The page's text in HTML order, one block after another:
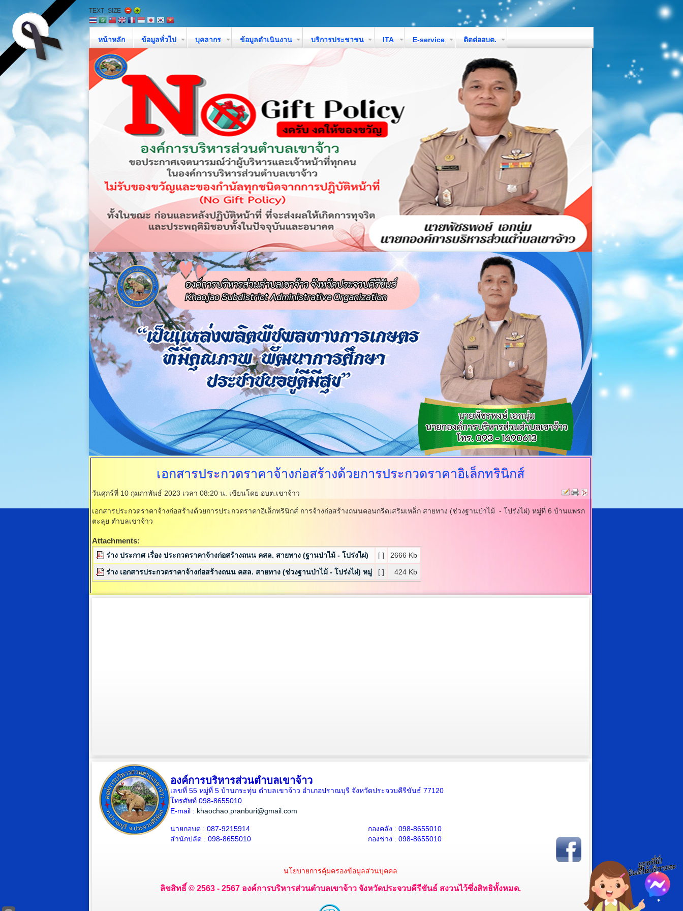
TEXT_SIZE
หน้าหลัก ข้อมูลทั่วไป บุคลากร ข้อมูลดำเนินงาน บริการประชาชน ITA E-service ติดต่ออบต.
เอกสารประกวดราคาจ้างก่อสร้างด้วยการประกวดราคาอิเล็กทรินิกส์
วันศุกร์ที่ 10 กุมภาพันธ์ 2023 เวลา 08:20 น. เขียนโดย อบต.เขาจ้าว
เอกสารประกวดราคาจ้างก่อสร้างด้วยการประกวดราคาอิเล็กทรินิกส์ การจ้างก่อสร้างถนนคอนกรีตเสริมเหล็ก สายทาง (ช่วงฐานป่าไม้ - โปร่งไผ่) หมู่ที่ 6 บ้านแพรก
ตะลุย ตำบลเขาจ้าว
Attachments:
ร่าง ประกาศ เรื่อง ประกวดราคาจ้างก่อสร้างถนน คสล. สายทาง (ฐานป่าไม้ - โปร่งไผ่) [ ] 2666 Kb
ร่าง เอกสารประกวดราคาจ้างก่อสร้างถนน คสล. สายทาง (ช่วงฐานป่าไม้ - โปร่งไผ่) หมู่ [ ] 424 Kb
องค์การบริหารส่วนตำบลเขาจ้าว
เลขที่ 55 หมู่ที่ 5 บ้านกระทุ่น ตำบลเขาจ้าว อำเภอปราณบุรี จังหวัดประจวบคีรีขันธ์ 77120
โทรศัพท์ 098-8655010
E-mail : khaochao.pranburi@gmail.com
นายกอบต : 087-9215914
สำนักปลัด : 098-8655010
กองคลัง : 098-8655010
กองช่าง : 098-8655010
นโยบายการคุ้มครองข้อมูลส่วนบุคคล
ลิขสิทธิ์ © 2563 - 2567 องค์การบริหารส่วนตำบลเขาจ้าว จังหวัดประจวบคีรีขันธ์ สงวนไว้ซึ่งสิทธิทั้งหมด.